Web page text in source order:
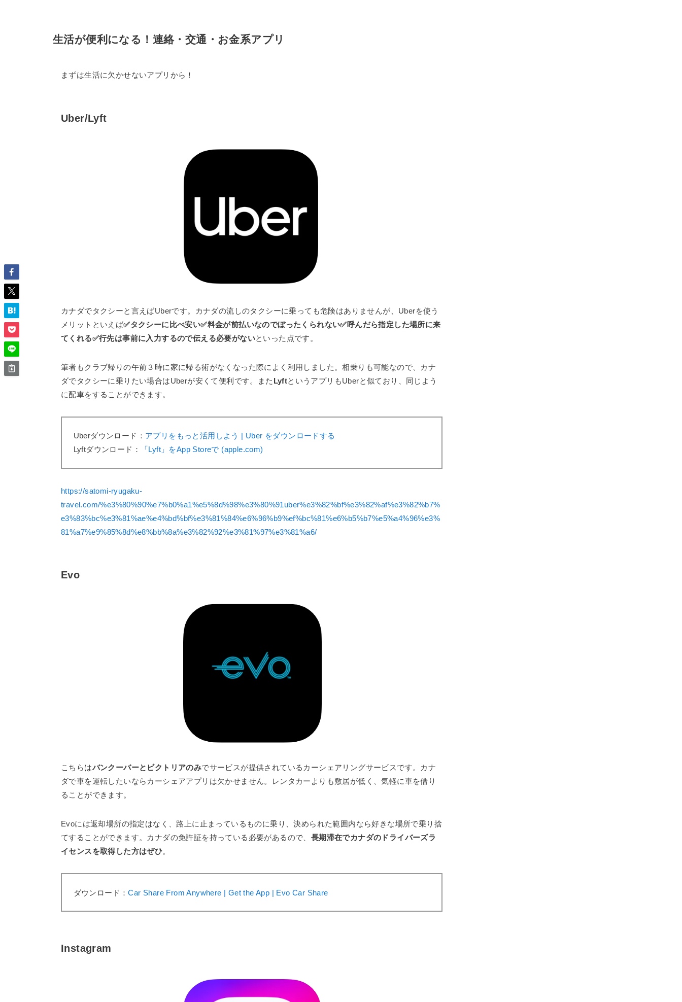
生活が便利になる！連絡・交通・お金系アプリ
まずは生活に欠かせないアプリから！
Uber/Lyft
カナダでタクシーと言えばUberです。カナダの流しのタクシーに乗っても危険はありませんが、Uberを使う
メリットといえば✅タクシーに比べ安い✅料金が前払いなのでぼったくられない✅呼んだら指定した場所に来
てくれる✅行先は事前に入力するので伝える必要がないといった点です。
筆者もクラブ帰りの午前３時に家に帰る術がなくなった際によく利用しました。相乗りも可能なので、カナ
ダでタクシーに乗りたい場合はUberが安くて便利です。また LyftというアプリもUberと似ており、同じよう
に配車をすることができます。
Uberダウンロード： アプリをもっと活用しよう | Uber をダウンロードする
Lyftダウンロード：
「Lyft」をApp Storeで (apple.com)
https://satomi-ryugaku-
travel.com/%e3%80%90%e7%b0%a1%e5%8d%98%e3%80%91uber%e3%82%bf%e3%82%af%e3%82%b7%
e3%83%bc%e3%81%ae%e4%bd%bf%e3%81%84%e6%96%b9%ef%bc%81%e6%b5%b7%e5%a4%96%e3%
81%a7%e9%85%8d%e8%bb%8a%e3%82%92%e3%81%97%e3%81%a6/
Evo
こちらはバンクーバーとビクトリアのみでサービスが提供されているカーシェアリングサービスです。カナ
ダで車を運転したいならカーシェアアプリは欠かせません。レンタカーよりも敷居が低く、気軽に車を借り
ることができます。
Evoには返却場所の指定はなく、路上に止まっているものに乗り、決められた範囲内なら好きな場所で乗り捨
てすることができます。カナダの免許証を持っている必要があるので、 長期滞在でカナダのドライバーズラ
イセンスを取得した方はぜひ。
ダウンロード：Car Share From Anywhere | Get the App | Evo Car Share
Instagram